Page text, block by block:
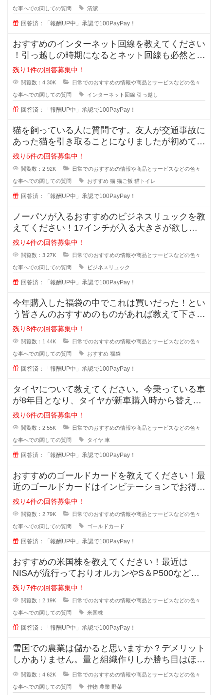
な事へでの関しての質問 清潔
回答済：「報酬UP中」承認で100PayPay！
おすすめのインターネット回線を教えてください
！引っ越しの時期になるとネット回線も必然と変
えようかなと思いますよね！
残り1件の回答募集中！
閲覧数：4.30K 日常でのおすすめの情報や商品とサービスなどの色々
な事へでの関しての質問 インターネット回線 引っ越し
回答済：「報酬UP中」承認で100PayPay！
猫を飼っている人に質問です。友人が交通事故に
あった猫を引き取ることになりましたが初めて猫
を育てることになったそうで、ご飯
残り5件の回答募集中！
閲覧数：2.92K 日常でのおすすめの情報や商品とサービスなどの色々
な事へでの関しての質問 おすすめ 猫 猫ご飯 猫トイレ
回答済：「報酬UP中」承認で100PayPay！
ノーパソが入るおすすめのビジネスリュックを教
えてください！17インチが入る大きさが欲しい
です。ノーパソだけ入るものでもい
残り4件の回答募集中！
閲覧数：3.27K 日常でのおすすめの情報や商品とサービスなどの色々
な事へでの関しての質問 ビジネスリュック
回答済：「報酬UP中」承認で100PayPay！
今年購入した福袋の中でこれは買いだった！とい
う皆さんのおすすめのものがあれば教えて下さ
い。今まで購入したことがあるのはジ
残り8件の回答募集中！
閲覧数：1.44K 日常でのおすすめの情報や商品とサービスなどの色々
な事へでの関しての質問 おすすめ 福袋
回答済：「報酬UP中」承認で100PayPay！
タイヤについて教えてください。今乗っている車
が8年目となり、タイヤが新車購入時から替えて
いません。スリップサインが出てき
残り6件の回答募集中！
閲覧数：2.55K 日常でのおすすめの情報や商品とサービスなどの色々
な事へでの関しての質問 タイヤ 車
回答済：「報酬UP中」承認で100PayPay！
おすすめのゴールドカードを教えてください！最
近のゴールドカードはインビテーションでお得に
持てると知ったのですが、種類が多
残り4件の回答募集中！
閲覧数：2.79K 日常でのおすすめの情報や商品とサービスなどの色々
な事へでの関しての質問 ゴールドカード
回答済：「報酬UP中」承認で100PayPay！
おすすめの米国株を教えてください！最近は
NISAが流行っておりオルカンやS＆P500などが
主流ですが、皆が同じものに投資
残り7件の回答募集中！
閲覧数：2.19K 日常でのおすすめの情報や商品とサービスなどの色々
な事へでの関しての質問 米国株
回答済：「報酬UP中」承認で100PayPay！
雪国での農業は儲かると思いますか？デメリット
しかありません。量と組織作りしか勝ち目はほと
んどありません。場所の取り合いは
閲覧数：4.62K 日常でのおすすめの情報や商品とサービスなどの色々
な事へでの関しての質問 作物 農業 野菜